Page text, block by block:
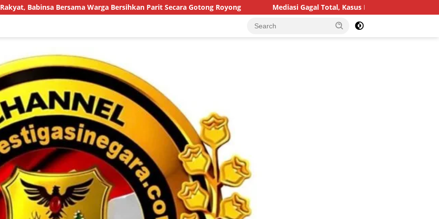
Warga Bersihkan Parit Secara Gotong Royong Mediasi Gagal Total, Kasus Dugaan Penggelapan Honda HR-V Rp130